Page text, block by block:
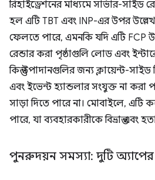
রিহাইড্রেশনের মাধ্যমে সার্ভার-সাইড
হল এটি TBT এবং INP-এর উপর
ফেলতে পারে, এমনকি যদি এটি FCP
রেন্ডার করা পৃষ্ঠাগুলি লোড এবং
কিন্তু উপাদানগুলির জন্য ক্লায়েন্ট-সাইড
এবং ইভেন্ট হ্যান্ডলার সংযুক্ত না করা
সাড়া দিতে পারে না। মোবাইলে, এটি
পারে, যা ব্যবহারকারীকে বিভ্রান্ত এবং
পুনরুদয়ন সমস্যা: দুটি